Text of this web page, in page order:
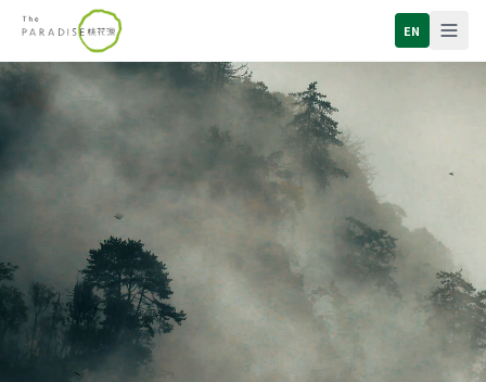
深圳市桃花源生态保护基金会 - 网站内容总览
深圳市桃花源生态保护基金会（简称桃花源基金会）是中国
关于我们：深圳市桃花源生态保护基金会简介、创始团队、
保护地项目：四川老河沟、四川八月林、安徽九龙峰三个社
山思科技：桃花源基金会 2025 年推出的全球首个数字孪生
山思感知模块：无人机、红外相机等多类野外感测设备控制与
山思 AI 模块：野生动物物种识别、行为模式识别、人类活动
山思数字平台模块：3D 地图引擎 + 地理空间处理工具集成管
桃花集：一线巡护员观察记录、中央媒体报道、部委互动、
联系我们：志愿者招募、企业合作与机构联动、捞赠支持、
主要保护地：四川老河沟保护地（2011 成立、大熊猫棲息地
联系：深圳市罗湖区太宁路 28 号百仕达文化中心三楼 ·
EN